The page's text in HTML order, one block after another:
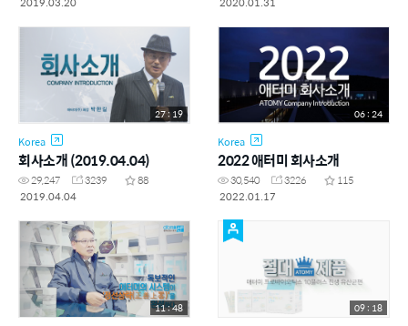
27 : 19
Korea
회사소개 (2019.04.04)
29,247 3239
88
2019.04.04
06 : 24
Korea
2022 애터미 회사소개
30,540 3226
115
2022.01.17
11 : 48 09 : 18